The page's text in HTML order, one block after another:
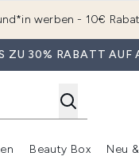
werben - 10€
ZU 30% RABATT AUF
(Sommer Shop)
Untermenü Anmelden (SALE) Untermenü Anmelden
Beauty Box Neu